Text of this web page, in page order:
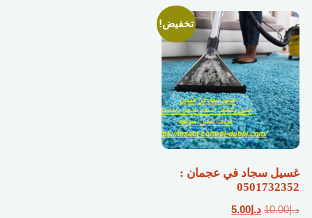
تخفيض!
غسيل سجاد في عجمان :
0501732352
د.إ10.00 السعر
د.إ 5.00السعر